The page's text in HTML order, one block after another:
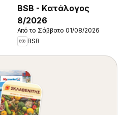
BSB - Kατάλογος
8/2026
Από το Σάββατο 01/08/2026
BSB